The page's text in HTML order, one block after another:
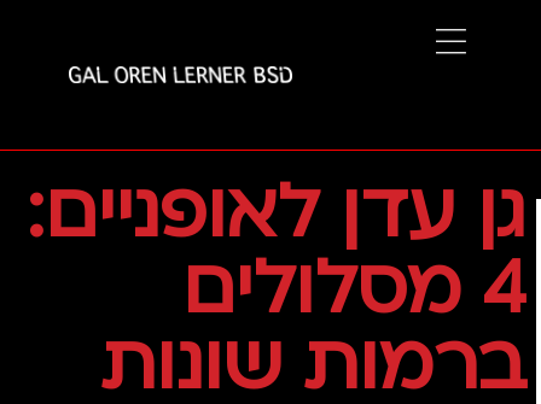
גן עדן לאופניים:
4 מסלולים
ברמות שונות